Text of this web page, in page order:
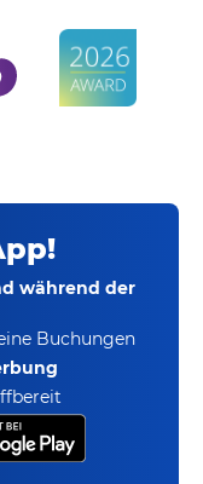
während der
Buchungen